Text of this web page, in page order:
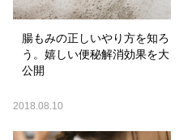
腸もみの正しいやり方を知ろ
う。嬉しい便秘解消効果を大
公開
2018.08.10